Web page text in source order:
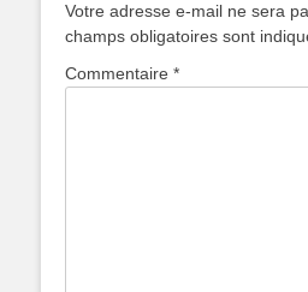
Votre adresse e-mail ne sera
champs obligatoires sont
Commentaire *